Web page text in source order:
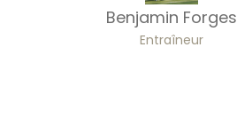
Benjamin Forges
Entraîneur